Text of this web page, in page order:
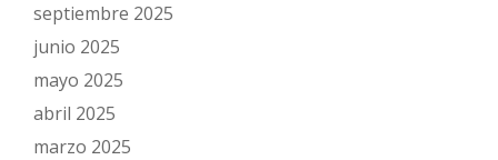
septiembre 2025
junio 2025
mayo 2025
abril 2025
marzo 2025